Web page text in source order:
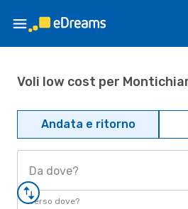
Voli low cost per
Andata e ritorno
Da dove?
Verso dove?